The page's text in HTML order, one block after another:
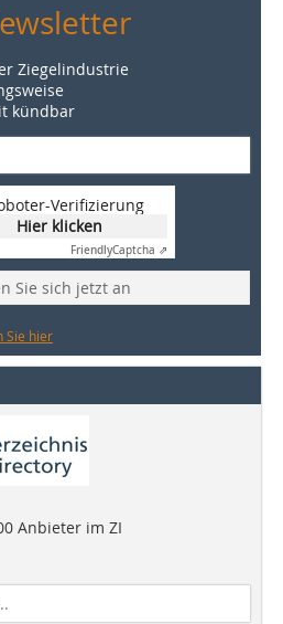
Ziegelindustrie
kündbar
Verifizierung
Hier klicken
FriendlyCaptcha ⇗
Sie sich jetzt an
Sie hier
Anbieter im ZI